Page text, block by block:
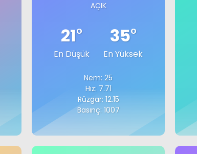
AÇIK
21°
En Düşük
35°
En Yüksek
Nem: 25
Hız: 7.71
Rüzgar: 12.15
Basınç: 1007